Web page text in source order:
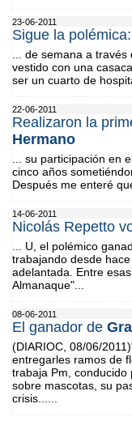
23-06-2011
Sigue la
... de semana a
vestido con una
ser un cuarto de
22-06-2011
Realizaron la
Hermano
... su participación en
cinco años
Después me enteré
14-06-2011
Nicolás Repetto
... U, el polémico
trabajando desde
adelantada. Entre
Almanaque"...
08-06-2011
El ganador de
(DIARIOC, 08/06/
entregarles ramos de
trabaja Pm,
sobre mascotas, su
crisis......